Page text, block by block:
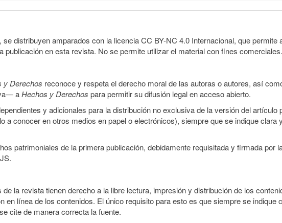
se distribuyen amparados con la licencia CC BY-NC 4.0 Internacional, que permite
en esta revista. No se permite utilizar el material con fines comerciales.
y Derechos reconoce y respeta el derecho moral de las autoras o autores, así
aHechos y Derechos para permitir su difusión legal en acceso abierto.
y adicionales para la distribución no exclusiva de la versión del artículo
a conocer en otros medios en papel o electrónicos), siempre que se indique clara
patrimoniales de la primera publicación, debidamente requisitada y firmada por
la revista tienen derecho a la libre lectura, impresión y distribución de los
en línea de los contenidos. El único requisito para esto es que siempre se indique
cite de manera correcta la fuente.